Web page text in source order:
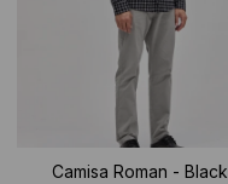
Camisa Roman - Black